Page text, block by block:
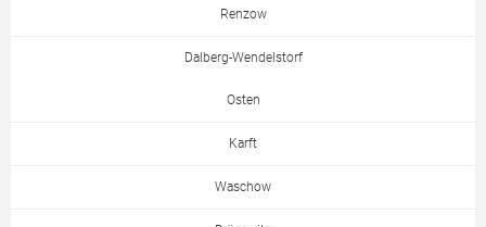
Renzow
Dalberg-Wendelstorf
Osten
Karft
Waschow